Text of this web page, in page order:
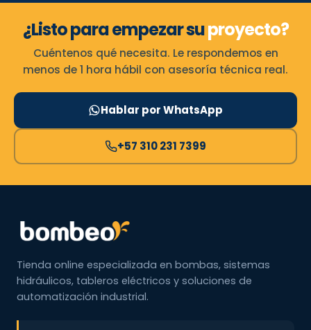
¿Listo para empezar suproyecto?
Cuéntenos qué necesita. Le respondemos en
menos de 1 hora hábil con asesoría técnica real.
Hablar por WhatsApp
+57 310 231 7399
Tienda online especializada en bombas, sistemas
hidráulicos, tableros eléctricos y soluciones de
automatización industrial.